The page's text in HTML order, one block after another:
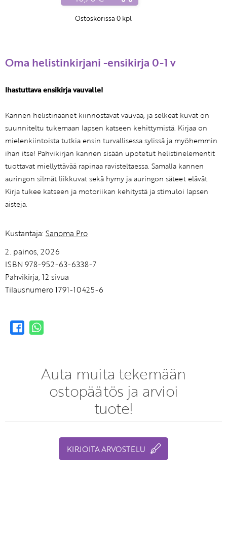
Ostoskorissa 0 kpl
Oma helistinkirjani -ensikirja 0-1 v
Ihastuttava ensikirja vauvalle!
Kannen helistinäänet kiinnostavat vauvaa, ja selkeät kuvat on
suunniteltu tukemaan lapsen katseen kehittymistä. Kirjaa on
mielenkiintoista tutkia ensin turvallisessa sylissä ja myöhemmin
ihan itse! Pahvikirjan kannen sisään upotetut helistinelementit
tuottavat miellyttävää rapinaa ravisteltaessa. Samalla kannen
auringon silmät liikkuvat sekä hymy ja auringon säteet elävät.
Kirja tukee katseen ja motoriikan kehitystä ja stimuloi lapsen
aisteja.
Kustantaja: Sanoma Pro
2. painos, 2026
ISBN 978-952-63-6338-7
Pahvikirja, 12 sivua
Tilausnumero 1791-10425-6
Auta muita tekemään
ostopäätös ja arvioi
tuote!
KIRJOITA ARVOSTELU